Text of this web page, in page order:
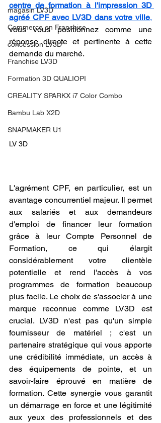
magasin LV3D
Commerce en Franchise
concession LV3D
Franchise LV3D
Formation 3D QUALIOPI
CREALITY SPARKX i7 Color Combo
Bambu Lab X2D
SNAPMAKER U1
centre de formation à l'impression 3D
agréé CPF avec LV3D dans votre ville,
vous vous positionnez comme une
réponse directe et pertinente à cette
demande du marché.
LV 3D
L'agrément CPF, en particulier, est un
avantage concurrentiel majeur. Il permet
aux salariés et aux demandeurs
d'emploi de financer leur formation
grâce à leur Compte Personnel de
Formation, ce qui élargit
considérablement votre clientèle
potentielle et rend l'accès à vos
programmes de formation beaucoup
plus facile. Le choix de s'associer à une
marque reconnue comme LV3D est
crucial. LV3D n'est pas qu'un simple
fournisseur de matériel ; c'est un
partenaire stratégique qui vous apporte
une crédibilité immédiate, un accès à
des équipements de pointe, et un
savoir-faire éprouvé en matière de
formation. Cette synergie vous garantit
un démarrage en force et une légitimité
aux yeux des professionnels et des